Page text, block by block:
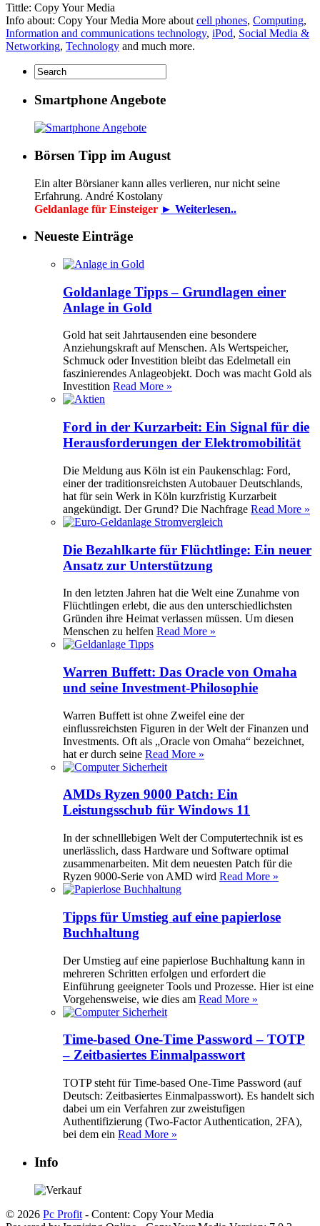
Tittle: Copy Your Media
Info about: Copy Your Media More about cell phones, Computing,
Information and communications technology, iPod, Social Media &
Networking, Technology and much more.
Smartphone Angebote
Börsen Tipp im August
Ein alter Börsianer kann alles verlieren, nur nicht seine
Erfahrung. André Kostolany
Geldanlage für Einsteiger ► Weiterlesen..
Neueste Einträge
Goldanlage Tipps – Grundlagen einer
Anlage in Gold
Gold hat seit Jahrtausenden eine besondere
Anziehungskraft auf Menschen. Als Wertspeicher,
Schmuck oder Investition bleibt das Edelmetall ein
faszinierendes Anlageobjekt. Doch was macht Gold als
Investition Read More »
Ford in der Kurzarbeit: Ein Signal für die
Herausforderungen der Elektromobilität
Die Meldung aus Köln ist ein Paukenschlag: Ford,
einer der traditionsreichsten Autobauer Deutschlands,
hat für sein Werk in Köln kurzfristig Kurzarbeit
angekündigt. Der Grund? Die Nachfrage Read More »
Die Bezahlkarte für Flüchtlinge: Ein neuer
Ansatz zur Unterstützung
In den letzten Jahren hat die Welt eine Zunahme von
Flüchtlingen erlebt, die aus den unterschiedlichsten
Gründen ihre Heimat verlassen müssen. Um diesen
Menschen zu helfen Read More »
Warren Buffett: Das Oracle von Omaha
und seine Investment-Philosophie
Warren Buffett ist ohne Zweifel eine der
einflussreichsten Figuren in der Welt der Finanzen und
Investments. Oft als „Oracle von Omaha“ bezeichnet,
hat er durch seine Read More »
AMDs Ryzen 9000 Patch: Ein
Leistungsschub für Windows 11
In der schnelllebigen Welt der Computertechnik ist es
unerlässlich, dass Hardware und Software optimal
zusammenarbeiten. Mit dem neuesten Patch für die
Ryzen 9000-Serie von AMD wird Read More »
Tipps für Umstieg auf eine papierlose
Buchhaltung
Der Umstieg auf eine papierlose Buchhaltung kann in
mehreren Schritten erfolgen und erfordert die
Einführung geeigneter Tools und Prozesse. Hier ist eine
Vorgehensweise, wie dies am Read More »
Time-based One-Time Password – TOTP
– Zeitbasiertes Einmalpasswort
TOTP steht für Time-based One-Time Password (auf
Deutsch: Zeitbasiertes Einmalpasswort). Es handelt sich
dabei um ein Verfahren zur zweistufigen
Authentifizierung (Two-Factor Authentication, 2FA),
bei dem ein Read More »
Info
© 2026 Pc Profit - Content: Copy Your Media